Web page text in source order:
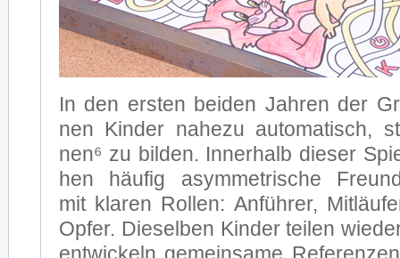
In den ers­ten bei­den Jah­ren der
nen Kin­der na­he­zu au­to­ma­tisch,
nen⁶ zu bil­den. In­ner­halb die­ser
hen häu­fig asym­me­tri­sche
mit kla­ren Rol­len: An­füh­rer,
Op­fer. Die­sel­ben Kin­der tei­len